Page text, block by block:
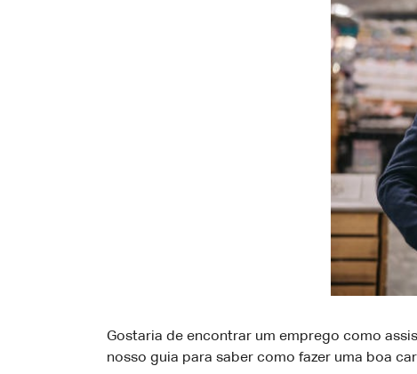
Gostaria de encontrar um emprego como
nosso guia para saber como fazer uma boa